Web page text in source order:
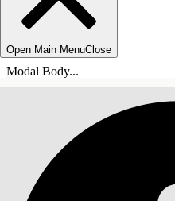
Open Main MenuClose
Modal Body...